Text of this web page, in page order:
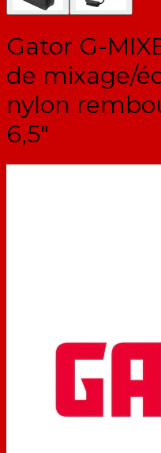
Gator G-
de mixage/
nylon
6,5"